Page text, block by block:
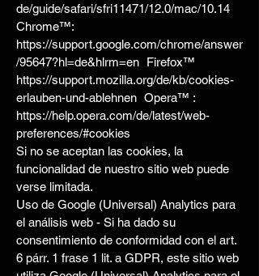
de/guide/safari/sfri11471/12.0/mac/10.14
Chrome™:
https://support.google.com/chrome/answer
/95647?hl=de&hlrm=en Firefox™
https://support.mozilla.org/de/kb/cookies-
erlauben-und-ablehnen Opera™ :
https://help.opera.com/de/latest/web-
preferences/#cookies
Si no se aceptan las cookies, la
funcionalidad de nuestro sitio web puede
verse limitada.
Uso de Google (Universal) Analytics para
el análisis web - Si ha dado su
consentimiento de conformidad con el art.
6 párr. 1 frase 1 lit. a GDPR, este sitio web